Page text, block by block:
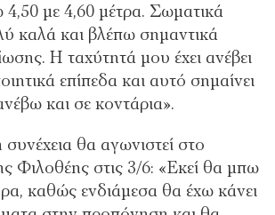
με 4,60 μέτρα. Σωματικά
καλά και βλέπω σημαντικά
Η ταχύτητά μου έχει ανέβει
επίπεδα και αυτό σημαίνει
και σε κοντάρια».
θα αγωνιστεί στο
Φιλοθέης στις 3/6: «Εκεί θα μπω
καθώς ενδιάμεσα θα έχω κάνει